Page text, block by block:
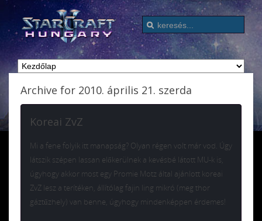
Archive for 2010. április 21. szerda
Koreai ZvZ
Mi a fene folyik itt manapság? Olyan régen volt már vod. Úgy
látszik szépen lassan előkerülnek a kevésbé látott MU-k is,
úgyhogy akkor most egy Promie Motz által ajánlott koreai
ZvZ lesz a terítéken, állítólag fajin ling mikró (meg thor
gáztűzhely) van benne, úgyhogy mindenképpen érdemes!